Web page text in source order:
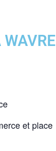
et place